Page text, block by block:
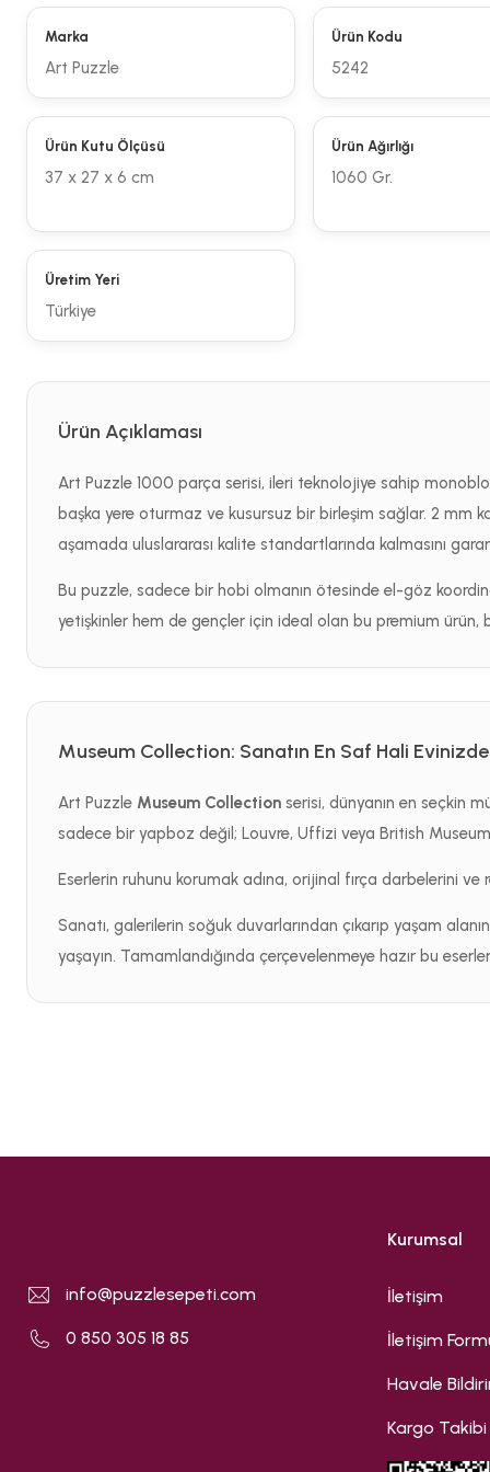
Marka
Art Puzzle
Ürün Kodu
5242
Ürün Kutu Ölçüsü
37 x 27 x 6 cm
Ürün Ağırlığı
1060 Gr.
Üretim Yeri
Türkiye
Ürün Açıklaması
Art Puzzle 1000 parça serisi, ileri teknolojiye sahip
başka yere oturmaz ve kusursuz bir birleşim sağlar. 2 mm
aşamada uluslararası kalite standartlarında kalmasını
Bu puzzle, sadece bir hobi olmanın ötesinde el-göz
yetişkinler hem de gençler için ideal olan bu premium ürün,
Museum Collection: Sanatın En Saf Hali Evinizde
Art Puzzle Museum Collection serisi, dünyanın en seçkin
sadece bir yapboz değil; Louvre, Uffizi veya British Museum
Eserlerin ruhunu korumak adına, orijinal fırça darbelerini
Sanatı, galerilerin soğuk duvarlarından çıkarıp yaşam
yaşayın. Tamamlandığında çerçevelenmeye hazır bu
info@puzzlesepeti.com
0 850 305 18 85
Kurumsal
İletişim
İletişim
Havale
Kargo Takibi